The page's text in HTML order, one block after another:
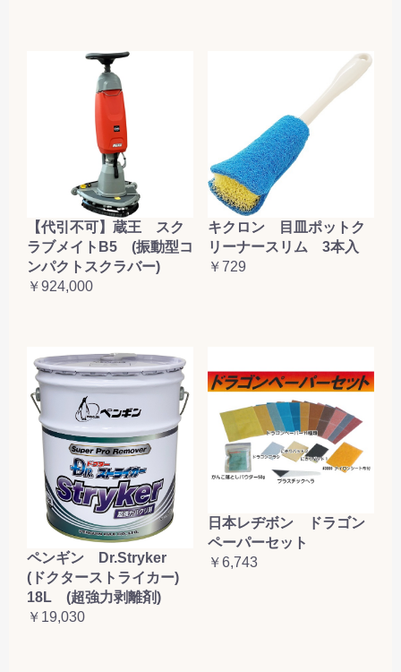
【代引不可】蔵王 スク
ラブメイトB5 (振動型コ
ンパクトスクラバー)
￥924,000
キクロン 目皿ポットク
リーナースリム 3本入
￥729
ペンギン Dr.Stryker
(ドクターストライカー)
18L (超強力剥離剤)
￥19,030
日本レヂボン ドラゴン
ペーパーセット
￥6,743